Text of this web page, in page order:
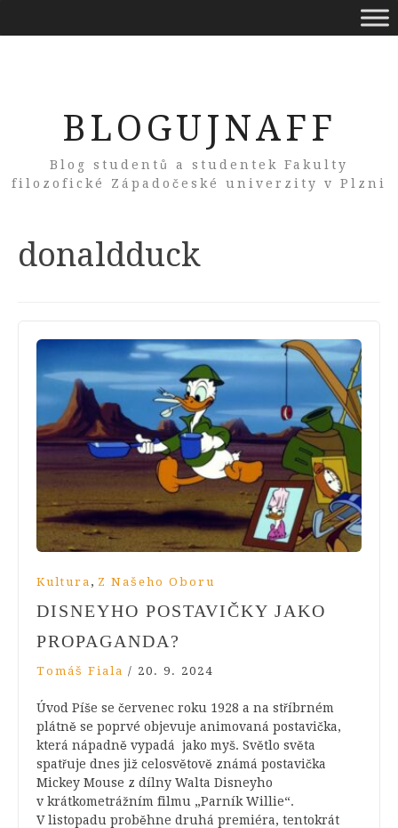
BLOGUJNAFF
Blog studentů a studentek Fakulty
filozofické Západočeské univerzity v Plzni
Tag:
donaldduck
Kultura , Z Našeho Oboru
DISNEYHO POSTAVIČKY JAKO
PROPAGANDA?
Tomáš Fiala / 20. 9. 2024
Úvod Píše se červenec roku 1928 a na stříbrném
plátně se poprvé objevuje animovaná postavička,
která nápadně vypadá jako myš. Světlo světa
spatřuje dnes již celosvětově známá postavička
Mickey Mouse z dílny Walta Disneyho
v krátkometrážním filmu „Parník Willie“.
V listopadu proběhne druhá premiéra, tentokrát